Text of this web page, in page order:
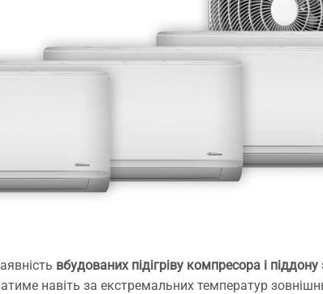
вбудованих підігріву компресора і
навіть за екстремальних температур